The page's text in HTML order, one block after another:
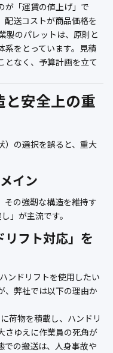
が「運賃の値上げ」で
配送コストが商品価格を
製のパレットは、原則と
系をとっています。見積
となく、予算計画を立て
安全上の重
）の選択を誤ると、重大
イン
その強靭な構造を維持す
」が主流です。
フト対応」を
ンドリフトを使用したい
、弊社では以下の理由か
荷物を積載し、ハンドリ
さゆえに作業員の死角が
での搬送は、人身事故や